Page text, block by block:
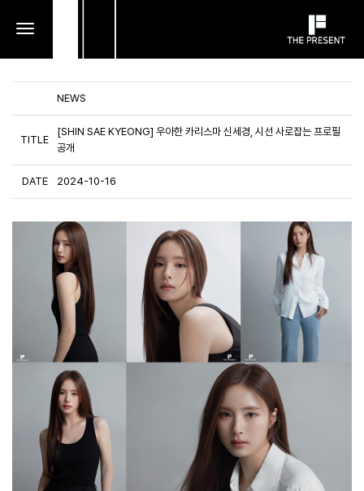
toggle
NEWS
TITLE
[SHIN SAE KYEONG] 우아한 카리스마 신세경, 시선 사로잡는 프로필
공개
DATE 2024-10-16